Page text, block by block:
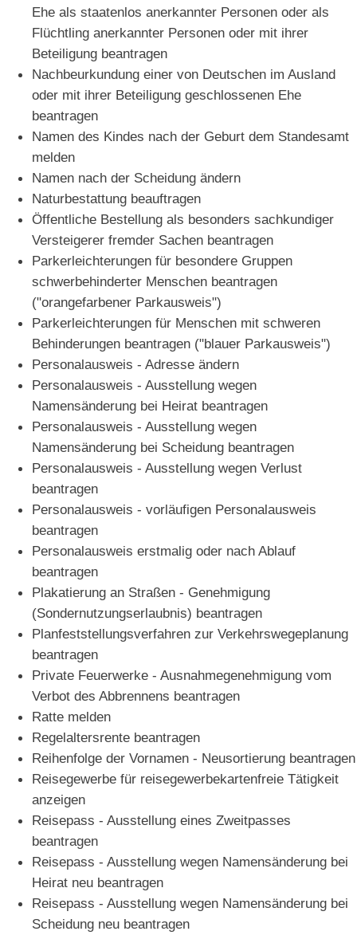
Ehe als staatenlos anerkannter Personen oder als
Flüchtling anerkannter Personen oder mit ihrer
Beteiligung beantragen
Nachbeurkundung einer von Deutschen im Ausland
oder mit ihrer Beteiligung geschlossenen Ehe
beantragen
Namen des Kindes nach der Geburt dem Standesamt
melden
Namen nach der Scheidung ändern
Naturbestattung beauftragen
Öffentliche Bestellung als besonders sachkundiger
Versteigerer fremder Sachen beantragen
Parkerleichterungen für besondere Gruppen
schwerbehinderter Menschen beantragen
("orangefarbener Parkausweis")
Parkerleichterungen für Menschen mit schweren
Behinderungen beantragen ("blauer Parkausweis")
Personalausweis - Adresse ändern
Personalausweis - Ausstellung wegen
Namensänderung bei Heirat beantragen
Personalausweis - Ausstellung wegen
Namensänderung bei Scheidung beantragen
Personalausweis - Ausstellung wegen Verlust
beantragen
Personalausweis - vorläufigen Personalausweis
beantragen
Personalausweis erstmalig oder nach Ablauf
beantragen
Plakatierung an Straßen - Genehmigung
(Sondernutzungserlaubnis) beantragen
Planfeststellungsverfahren zur Verkehrswegeplanung
beantragen
Private Feuerwerke - Ausnahmegenehmigung vom
Verbot des Abbrennens beantragen
Ratte melden
Regelaltersrente beantragen
Reihenfolge der Vornamen - Neusortierung beantragen
Reisegewerbe für reisegewerbekartenfreie Tätigkeit
anzeigen
Reisepass - Ausstellung eines Zweitpasses
beantragen
Reisepass - Ausstellung wegen Namensänderung bei
Heirat neu beantragen
Reisepass - Ausstellung wegen Namensänderung bei
Scheidung neu beantragen